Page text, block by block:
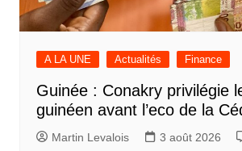
A LA UNE Actualités Finance
Guinée : Conakry privilégie
guinéen avant l’eco de la
Martin Levalois 3 août 2026